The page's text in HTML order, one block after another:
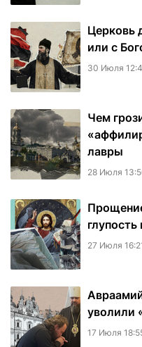
Церковь
или с
30 Июля
Чем
лавры
28 Июля
27 Июля
уволили
17 Июля